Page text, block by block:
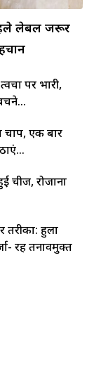
लेबल जरूर
पर भारी,
चाप, एक बार
चीजें, रोजाना
हुला
रहें तनावमुक्त